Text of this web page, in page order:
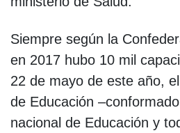
Siempre según la
en 2017 hubo 10 mil
22 de mayo de este año,
de Educación
nacional de Educación y